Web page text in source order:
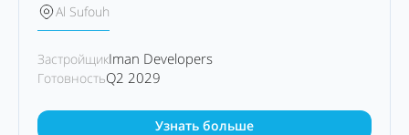
Al Sufouh
ЗастройщикIman Developers
ГотовностьQ2 2029
Узнать больше